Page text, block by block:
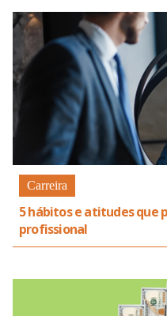
Carreira
5 hábitos e atitudes que
profissional